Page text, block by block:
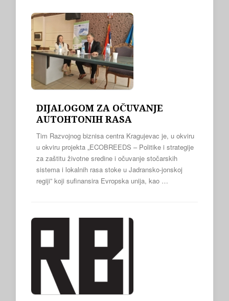
DIJALOGOM ZA OČUVANJE
AUTOHTONIH RASA
Tim Razvojnog biznisa centra Kragujevac je, u okviru
u okviru projekta „ECOBREEDS – Politike i strategije
za zaštitu životne sredine i očuvanje stočarskih
sistema i lokalnih rasa stoke u Jadransko-jonskoj
regiji” koji sufinansira Evropska unija, kao …